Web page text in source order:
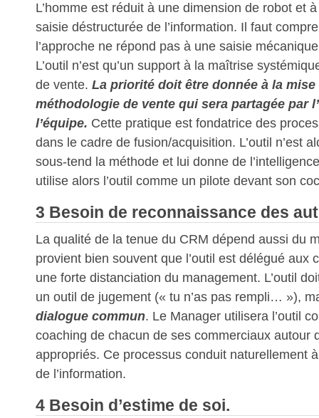
L’homme est réduit à une dimension de robot et
saisie déstructurée de l’information. Il faut
l’approche ne répond pas à une saisie
L’outil n’est qu’un support à la maîtrise
de vente. La priorité doit être donnée à la
méthodologie de vente qui sera partagée par
l’équipe. Cette pratique est fondatrice des
dans le cadre de fusion/acquisition. L’outil n’est
sous-tend la méthode et lui donne de
utilise alors l’outil comme un pilote devant son
3 Besoin de reconnaissance des
La qualité de la tenue du CRM dépend aussi du
provient bien souvent que l’outil est délégué aux
une forte distanciation du management. L’outil
un outil de jugement (« tu n’as pas rempli… »),
dialogue commun. Le Manager utilisera l’outil
coaching de chacun de ses commerciaux autour
appropriés. Ce processus conduit naturellement
de l’information.
4 Besoin d’estime de soi.